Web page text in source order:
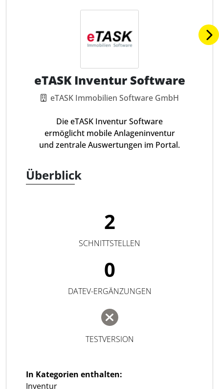
eTASK Inventur Software
eTASK Immobilien Software GmbH
Die eTASK Inventur Software
ermöglicht mobile Anlageninventur
und zentrale Auswertungen im Portal.
Überblick
2
SCHNITTSTELLEN
0
DATEV-ERGÄNZUNGEN
TESTVERSION
In Kategorien enthalten:
Inventur